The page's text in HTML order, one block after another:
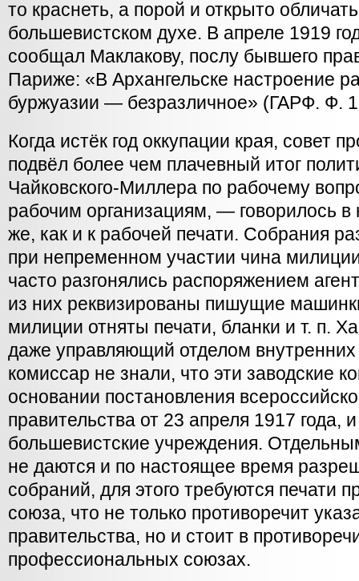
то краснеть, а порой и открыто
большевистском духе. В апреле 1919
сообщал Маклакову, послу бывшего
Париже: «В Архангельске настроение
буржуазии — безразличное» (ГАРФ. Ф.
Когда истёк год оккупации края, совет
подвёл более чем плачевный итог
Чайковского-Миллера по рабочему
рабочим организациям, — говорилось
же, как и к рабочей печати. Собрания
при непременном участии чина
часто разгонялись распоряжением
из них реквизированы пишущие
милиции отняты печати, бланки и т. п.
даже управляющий отделом внутренних
комиссар не знали, что эти заводские
основании постановления
правительства от 23 апреля 1917 года,
большевистские учреждения.
не даются и по настоящее время
собраний, для этого требуются печати
союза, что не только противоречит
правительства, но и стоит в
профессиональных союзах.